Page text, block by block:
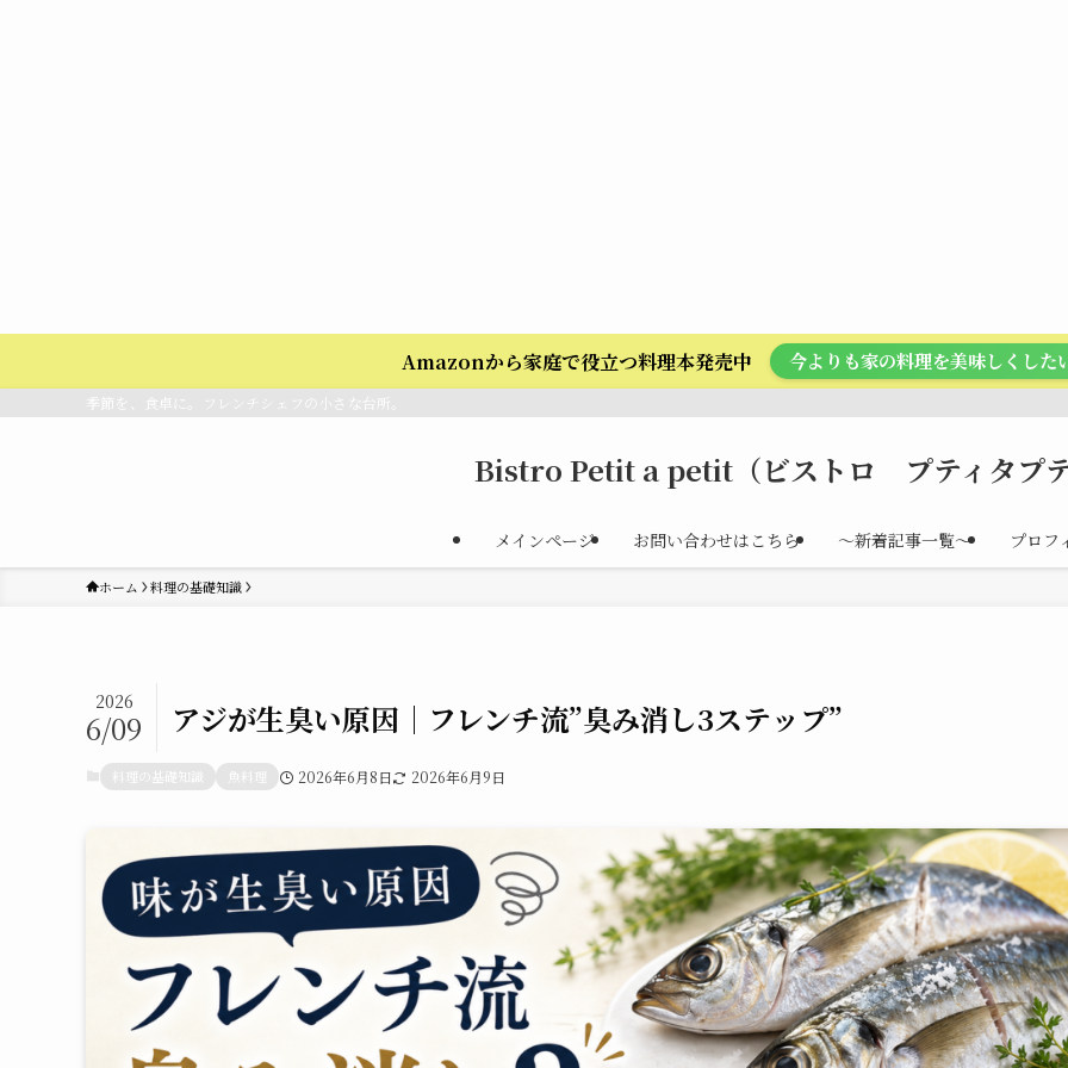
Amazonから家庭で役立つ料理本発売中 今よりも家の料理を美味しくした
季節を、食卓に。フレンチシェフの小さな台所。
Bistro Petit a petit（ビストロ プティタプ
メインページ お問い合わせはこちら 〜新着記事一覧〜 プロフ
ホーム 料理の基礎知識
アジが生臭い原因｜フレンチ流”臭み消し3ステップ”
2026
6/09
料理の基礎知識 魚料理 2026年6月8日 2026年6月9日